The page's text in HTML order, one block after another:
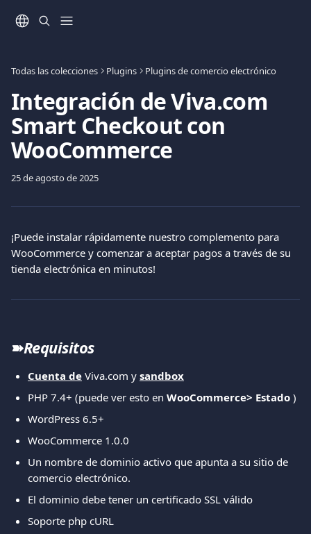
Todas las colecciones Plugins Plugins de comercio electrónico
Integración de Viva.com
Smart Checkout con
WooCommerce
25 de agosto de 2025
¡Puede instalar rápidamente nuestro complemento para
WooCommerce y comenzar a aceptar pagos a través de su
tienda electrónica en minutos!
➽Requisitos
Cuenta de Viva.com y sandbox
PHP 7.4+ (puede ver esto en WooCommerce> Estado )
WordPress 6.5+
WooCommerce 1.0.0
Un nombre de dominio activo que apunta a su sitio de
comercio electrónico.
El dominio debe tener un certificado SSL válido
Soporte php cURL